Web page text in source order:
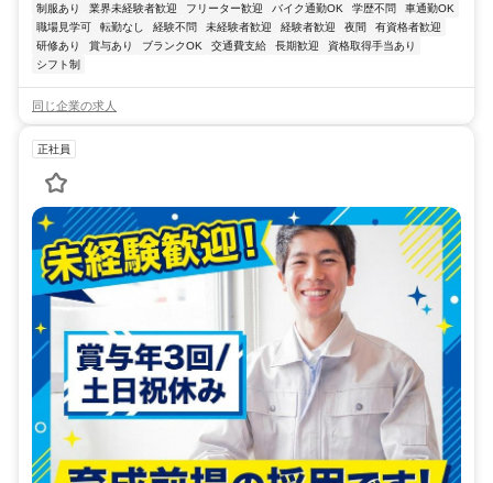
制服あり 業界未経験者歓迎 フリーター歓迎 バイク通勤OK 学歴不問
車通勤OK
職場見学可
転勤なし 経験不問 未経験者歓迎 経験者歓迎 夜間
有資格者歓迎
研修あり
賞与あり ブランクOK 交通費支給 長期歓迎
資格取得手当あり
シフト制
同じ企業の求人
正社員